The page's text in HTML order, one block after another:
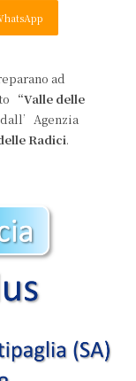
ad
“Valle delle
Radici.